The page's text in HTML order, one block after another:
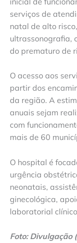
serviços de
natal de alto
ultrassonografia,
do prematuro de
O acesso aos
partir dos
da região. A
anuais sejam
com
mais de 60
O hospital é
urgência
neonatais,
ginecológica,
laboratorial
Foto: Divulgação